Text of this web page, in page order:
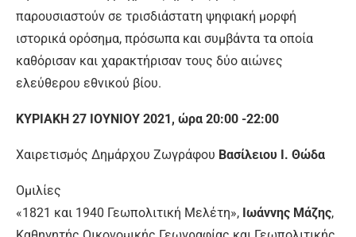
παρουσιαστούν σε τρισδιάστατη ψηφιακή μορφή
ιστορικά ορόσημα, πρόσωπα και συμβάντα τα οποία
καθόρισαν και χαρακτήρισαν τους δύο αιώνες
ελεύθερου εθνικού βίου.
ΚΥΡΙΑΚΗ 27 ΙΟΥΝΙΟΥ 2021, ώρα 20:00 -22:00
Χαιρετισμός Δημάρχου Ζωγράφου Βασίλειου Ι. Θώδα
Ομιλίες
«1821 και 1940 Γεωπολιτική Μελέτη», Ιωάννης Μάζης,